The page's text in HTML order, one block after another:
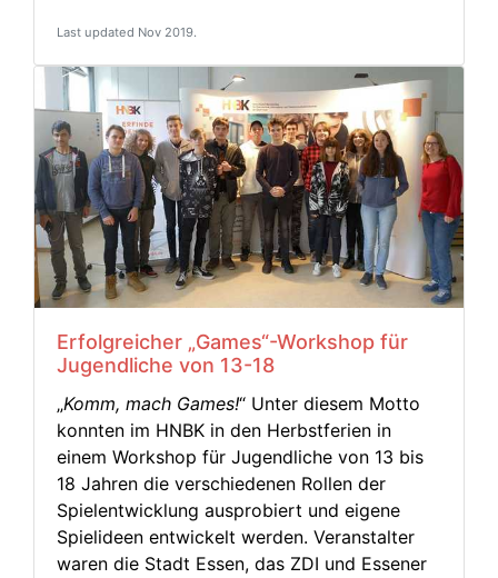
Last updated Nov 2019.
Erfolgreicher „Games“-Workshop für
Jugendliche von 13-18
„Komm, mach Games!“ Unter diesem Motto
konnten im HNBK in den Herbstferien in
einem Workshop für Jugendliche von 13 bis
18 Jahren die verschiedenen Rollen der
Spielentwicklung ausprobiert und eigene
Spielideen entwickelt werden. Veranstalter
waren die Stadt Essen, das ZDI und Essener